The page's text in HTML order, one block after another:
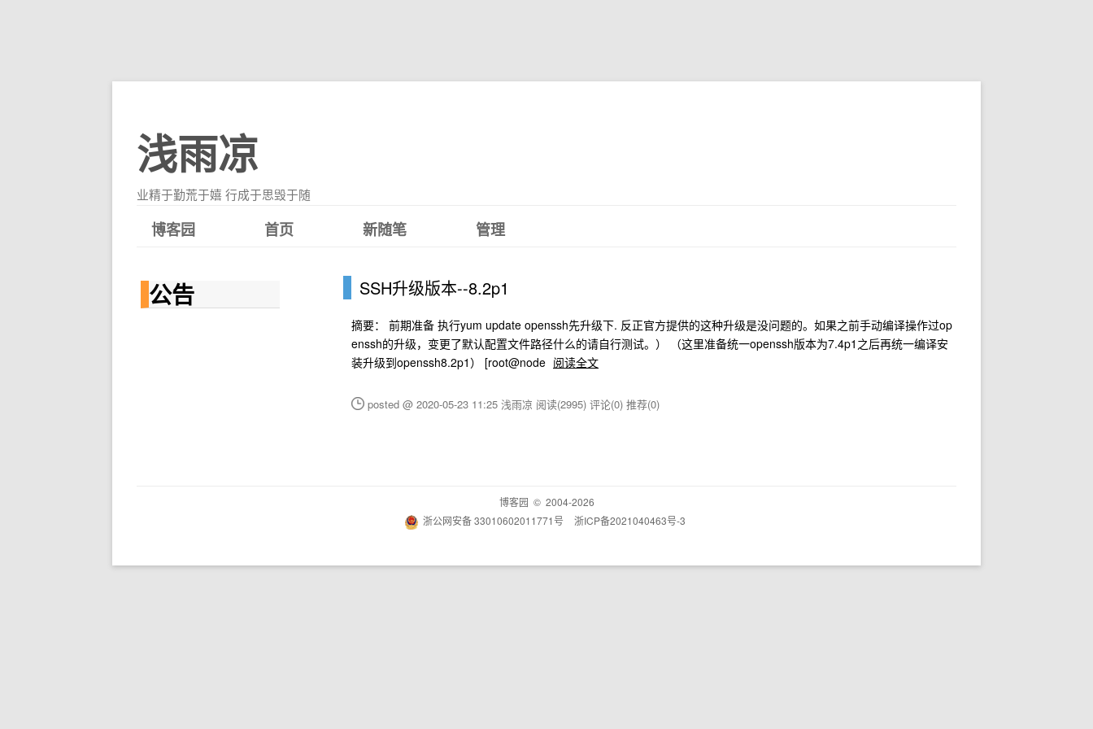
浅雨凉
业精于勤荒于嬉 行成于思毁于随
博客园 首页 新随笔 管理
SSH升级版本--8.2p1
摘要： 前期准备 执行yum update openssh先升级下. 反正官方提供的这种升级是没问题的。如果之前手动编译操作过op
enssh的升级，变更了默认配置文件路径什么的请自行测试。） （这里准备统一openssh版本为7.4p1之后再统一编译安
装升级到openssh8.2p1） [root@node 阅读全文
posted @ 2020-05-23 11:25 浅雨凉 阅读(2995) 评论(0) 推荐(0)
公告
博客园 © 2004-2026
浙公网安备 33010602011771号
浙ICP备2021040463号-3